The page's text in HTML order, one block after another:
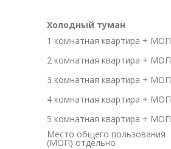
Холодный туман
1 комнатная квартира + МОП
2 комнатная квартира + МОП
3 комнатная квартира + МОП
4 комнатная квартира + МОП
5 комнатная квартира + МОП
Место общего пользования
(МОП) отдельно